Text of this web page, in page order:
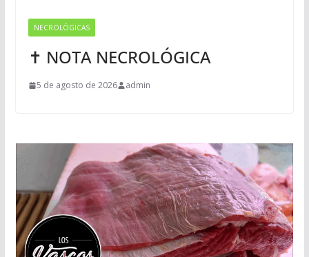
NECROLÓGICAS
✝ NOTA NECROLÓGICA
5 de agosto de 2026 admin